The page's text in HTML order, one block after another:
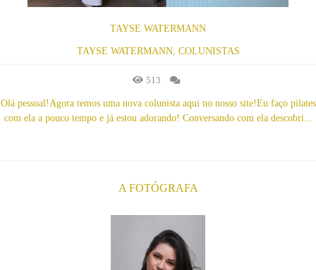
TAYSE WATERMANN
TAYSE WATERMANN, COLUNISTAS
513
Olá pessoal!Agora temos uma nova colunista aqui no nosso site!Eu faço pilates
com ela a pouco tempo e já estou adorando! Conversando com ela descobri...
A FOTÓGRAFA